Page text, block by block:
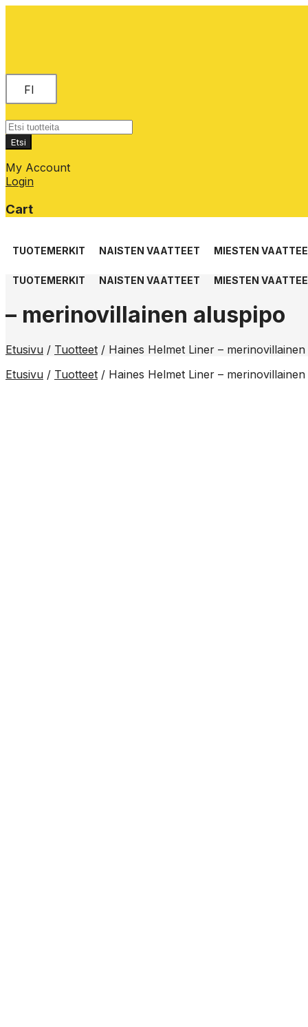
FI
Products
search
Etsi
My Account
Login
Cart
toTUOTEMERKIT NAISTEN VAATTEET MIESTEN
TUOTEMERKIT NAISTEN VAATTEET MIESTEN
– merinovillainen aluspipo
Etusivu / Tuotteet / Haines Helmet Liner –
Etusivu / Tuotteet / Haines Helmet Liner –